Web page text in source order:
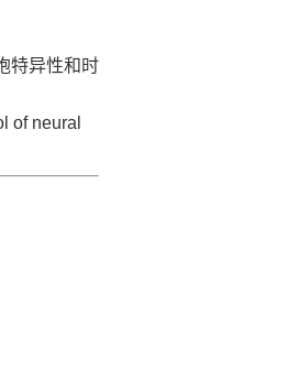
特异性和时
of neural